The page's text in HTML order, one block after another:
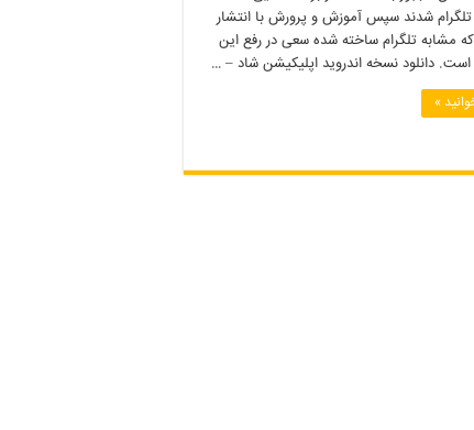
شدند سپس آموزش و پرورش با انتشار
که مشابه تلگرام ساخته شده سعی در رفع این
است. دانلود نسخه اندروید اپلیکیشن شاد – …
»